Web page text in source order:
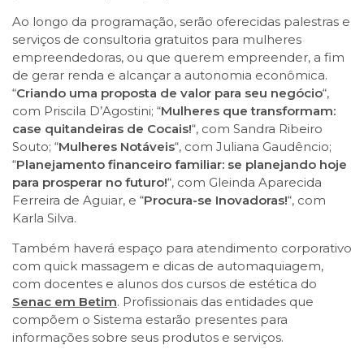
Ao longo da programação, serão oferecidas palestras e
serviços de consultoria gratuitos para mulheres
empreendedoras, ou que querem empreender, a fim
de gerar renda e alcançar a autonomia econômica.
“Criando uma proposta de valor para seu negócio“,
com Priscila D’Agostini; “Mulheres que transformam:
case quitandeiras de Cocais!“, com Sandra Ribeiro
Souto; “Mulheres Notáveis“, com Juliana Gaudêncio;
“Planejamento financeiro familiar: se planejando hoje
para prosperar no futuro!“, com Gleinda Aparecida
Ferreira de Aguiar, e “Procura-se Inovadoras!“, com
Karla Silva.
Também haverá espaço para atendimento corporativo
com quick massagem e dicas de automaquiagem,
com docentes e alunos dos cursos de estética do
Senac em Betim. Profissionais das entidades que
compõem o Sistema estarão presentes para
informações sobre seus produtos e serviços.